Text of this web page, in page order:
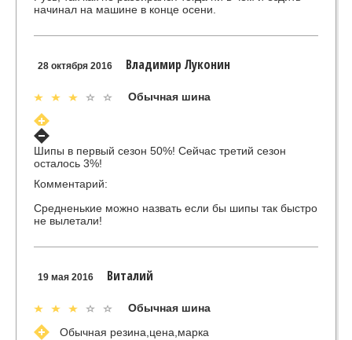
начинал на машине в конце осени.
28 октября 2016 Владимир Луконин
Обычная шина
Шипы в первый сезон 50%! Сейчас третий сезон
осталось 3%!
Комментарий:
Средненькие можно назвать если бы шипы так быстро
не вылетали!
19 мая 2016 Виталий
Обычная шина
Обычная резина,цена,марка